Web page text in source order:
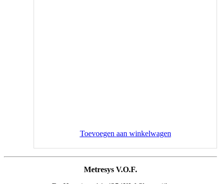
Toevoegen aan winkelwagen
Metresys V.O.F.